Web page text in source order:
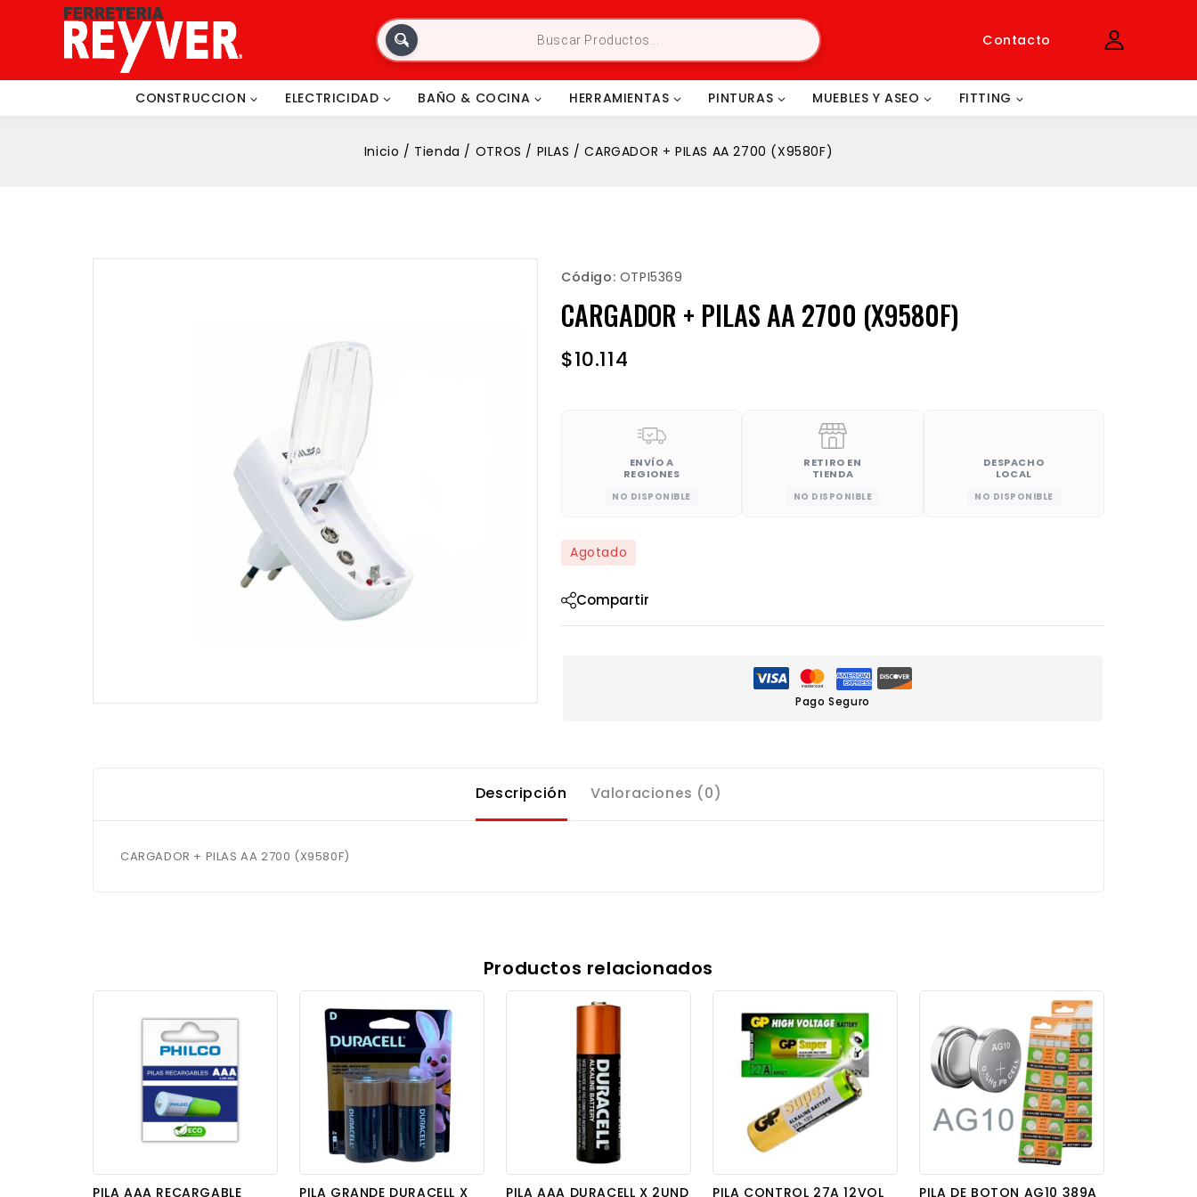
Contacto
CONSTRUCCION ELECTRICIDAD BAÑO & COCINA HERRAMIENTAS PINTURAS MUEBLES Y ASEO FITTING
Inicio / Tienda / OTROS / PILAS / CARGADOR + PILAS AA 2700 (X9580F)
Código: OTPI5369
CARGADOR + PILAS AA 2700 (X9580F)
$10.114
ENVÍO A
REGIONES
NO DISPONIBLE
RETIRO EN
TIENDA
NO DISPONIBLE
DESPACHO
LOCAL
NO DISPONIBLE
Agotado
Compartir
Pago Seguro
Descripción Valoraciones (0)
CARGADOR + PILAS AA 2700 (X9580F)
Productos relacionados
PILA AAA RECARGABLE
PILA GRANDE DURACELL X
PILA AAA DURACELL X 2UND
PILA CONTROL 27A 12VOL
PILA DE BOTON AG10 389A